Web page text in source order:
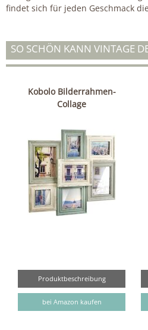
findet sich für jeden Geschmack
SO SCHÖN KANN VINTAGE
Kobolo Bilderrahmen-
Collage
Produktbeschreibung
bei Amazon kaufen